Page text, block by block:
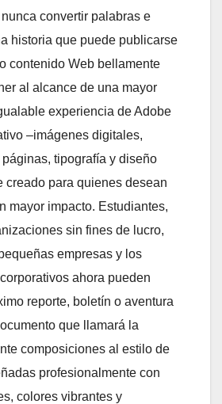
convertir palabras e
historia que puede publicarse
contenido Web bellamente
al alcance de una mayor
experiencia de Adobe
–imágenes digitales,
tipografía y diseño
creado para quienes desean
mayor impacto. Estudiantes,
sin fines de lucro,
empresas y los
ahora pueden
reporte, boletín o aventura
que llamará la
composiciones al estilo de
profesionalmente con
colores vibrantes y